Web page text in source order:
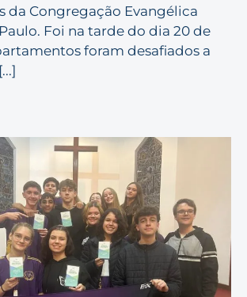
da Congregação Evangélica
Foi na tarde do dia 20 de
foram desafiados a